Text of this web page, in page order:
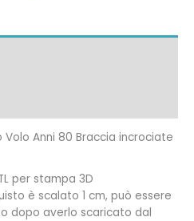
Anni 80 Braccia incrociate
per stampa 3D
è scalato 1 cm, può essere
dopo averlo scaricato dal